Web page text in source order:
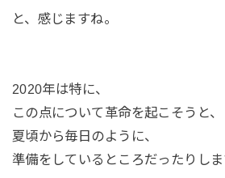
と、感じますね。
2020年は特に、
この点について革命を起こそうと、
夏頃から毎日のように、
準備をしているところだったりしま